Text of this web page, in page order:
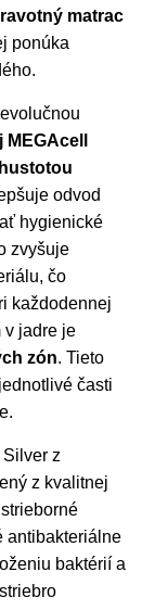
matrac
ponúka
odvod
hygienické
zvyšuje
čo
každodennej
v jadre je
zón. Tieto
časti
Silver z
z kvalitnej
antibakteriálne
baktérií a